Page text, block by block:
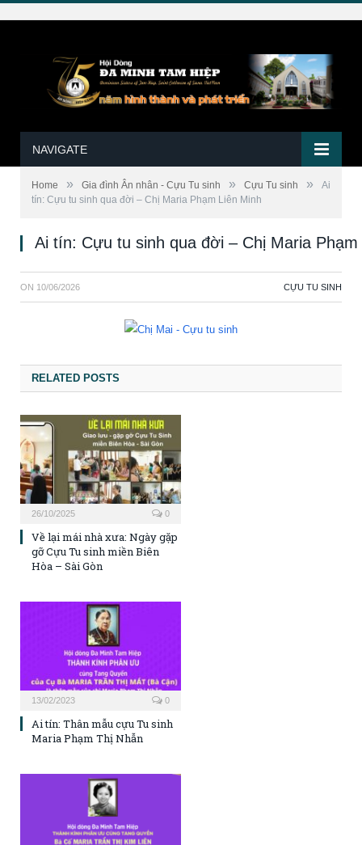
NAVIGATE
Home » Gia đình Ân nhân - Cựu Tu sinh » Cựu Tu sinh »
Ai
tín: Cựu tu sinh qua đời – Chị Maria Phạm Liên Minh
Ai tín: Cựu tu sinh qua đời – Chị Maria Phạm
ON 10/06/2026 CỰU TU SINH
RELATED POSTS
26/10/2025 0
Về lại mái nhà xưa: Ngày gặp
gỡ Cựu Tu sinh miền Biên
Hòa – Sài Gòn
13/02/2023 0
Ai tín: Thân mẫu cựu Tu sinh
Maria Phạm Thị Nhẫn